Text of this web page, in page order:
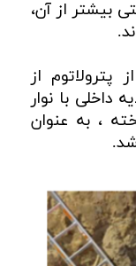
بیشتر از آن،
از
داخلی با نوار
، به عنوان